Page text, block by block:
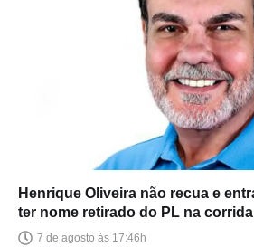
Henrique Oliveira não recua e
ter nome retirado do PL na
7 de agosto às 17:46h